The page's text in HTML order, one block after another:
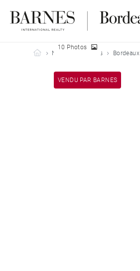
Barnes Bordeaux
Nos biens vendus Bordeaux
VENDU PAR BARNES
10 Photos